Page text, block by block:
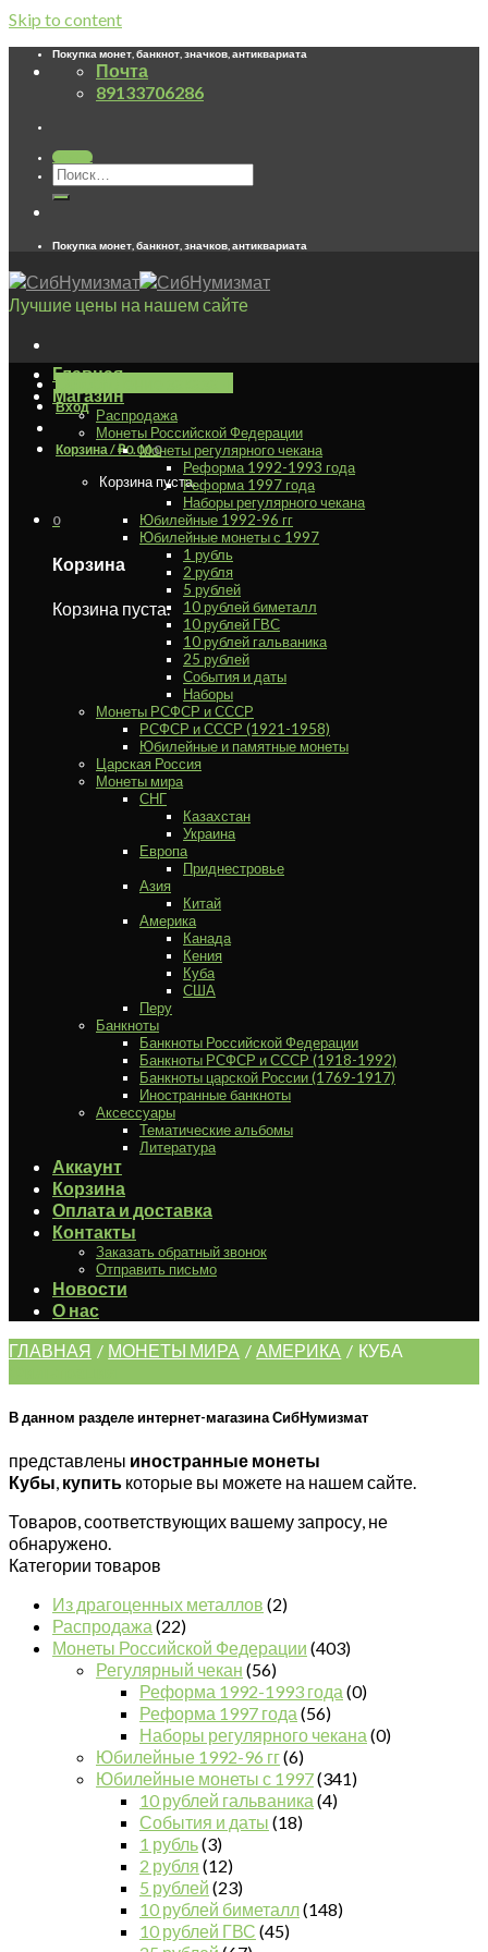
Skip to content
Покупка монет, банкнот, значков, антиквариата
Почта
89133706286
Отзывы
Покупка монет, банкнот, значков, антиквариата
Лучшие цены на нашем сайте
Вход
Корзина /₽0.000
Корзина пуста.
0
Корзина
Корзина пуста.
Главная
Магазин
Распродажа
Монеты Российской Федерации
Монеты регулярного чекана
Реформа 1992-1993 года
Реформа 1997 года
Наборы регулярного чекана
Юбилейные 1992-96 гг
Юбилейные монеты с 1997
1 рубль
2 рубля
5 рублей
10 рублей биметалл
10 рублей ГВС
10 рублей гальваника
25 рублей
События и даты
Наборы
Монеты РСФСР и СССР
РСФСР и СССР (1921-1958)
Юбилейные и памятные монеты
Царская Россия
Монеты мира
СНГ
Казахстан
Украина
Европа
Приднестровье
Азия
Китай
Америка
Канада
Кения
Куба
США
Перу
Банкноты
Банкноты Российской Федерации
Банкноты РСФСР и СССР (1918-1992)
Банкноты царской России (1769-1917)
Иностранные банкноты
Аксессуары
Тематические альбомы
Литература
Аккаунт
Корзина
Оплата и доставка
Контакты
Заказать обратный звонок
Отправить письмо
Новости
О нас
ГЛАВНАЯ / МОНЕТЫ МИРА / АМЕРИКА / КУБА
В данном разделе интернет-магазина СибНумизмат
представлены иностранные монеты
Кубы, купить которые вы можете на нашем сайте.
Товаров, соответствующих вашему запросу, не
обнаружено.
Категории товаров
Из драгоценных металлов (2)
Распродажа (22)
Монеты Российской Федерации (403)
Регулярный чекан (56)
Реформа 1992-1993 года (0)
Реформа 1997 года (56)
Наборы регулярного чекана (0)
Юбилейные 1992-96 гг(6)
Юбилейные монеты с 1997(341)
10 рублей гальваника (4)
События и даты (18)
1 рубль(3)
2 рубля (12)
5 рублей (23)
10 рублей биметалл(148)
10 рублей ГВС (45)